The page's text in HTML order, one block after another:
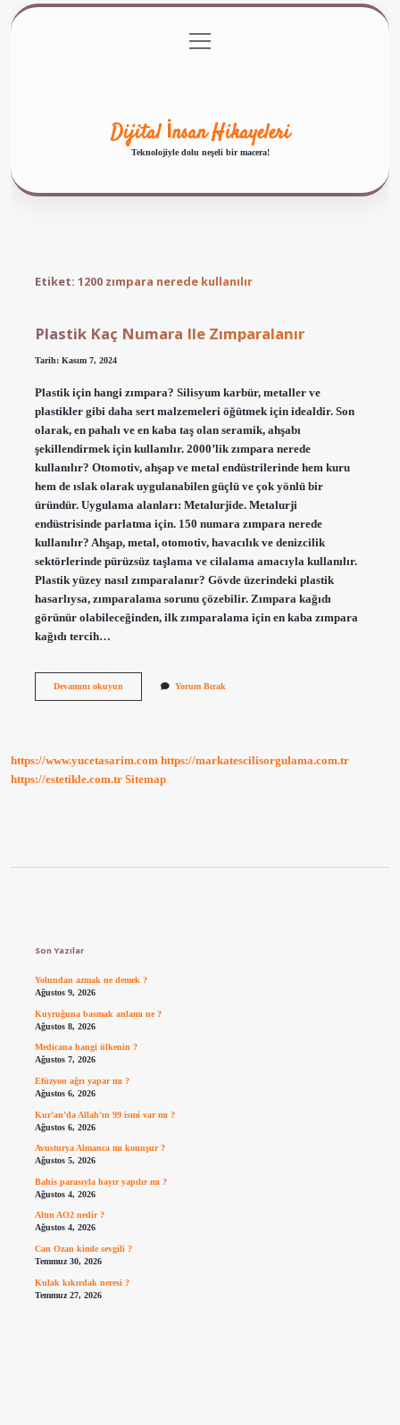
Gizlilik Politikası
menüyü
aç
Dijital İnsan Hikayeleri
Teknolojiyle dolu neşeli bir macera!
Etiket: 1200 zımpara nerede kullanılır
Plastik Kaç Numara Ile Zımparalanır
Tarih: Kasım 7, 2024
Plastik için hangi zımpara? Silisyum karbür, metaller ve
plastikler gibi daha sert malzemeleri öğütmek için idealdir. Son
olarak, en pahalı ve en kaba taş olan seramik, ahşabı
şekillendirmek için kullanılır. 2000’lik zımpara nerede
kullanılır? Otomotiv, ahşap ve metal endüstrilerinde hem kuru
hem de ıslak olarak uygulanabilen güçlü ve çok yönlü bir
üründür. Uygulama alanları: Metalurjide. Metalurji
endüstrisinde parlatma için. 150 numara zımpara nerede
kullanılır? Ahşap, metal, otomotiv, havacılık ve denizcilik
sektörlerinde pürüzsüz taşlama ve cilalama amacıyla kullanılır.
Plastik yüzey nasıl zımparalanır? Gövde üzerindeki plastik
hasarlıysa, zımparalama sorunu çözebilir. Zımpara kağıdı
görünür olabileceğinden, ilk zımparalama için en kaba zımpara
kağıdı tercih…
Devamını okuyunPlastik
Yorum Bırak
https://www.yucetasarim.com https://markatescilisorgulama.com.tr
https://estetikle.com.tr Sitemap
Son Yazılar
Yolundan azmak ne demek ?
Ağustos 9, 2026
Kuyruğuna basmak anlamı ne ?
Ağustos 8, 2026
Medicana hangi ülkenin ?
Ağustos 7, 2026
Efüzyon ağrı yapar mı ?
Ağustos 6, 2026
Kur’an’da Allah’ın 99 ismi var mı ?
Ağustos 6, 2026
Avusturya Almanca mı konuşur ?
Ağustos 5, 2026
Bahis parasıyla hayır yapılır mı ?
Ağustos 4, 2026
Altın AO2 nedir ?
Ağustos 4, 2026
Can Ozan kimle sevgili ?
Temmuz 30, 2026
Kulak kıkırdak neresi ?
Temmuz 27, 2026